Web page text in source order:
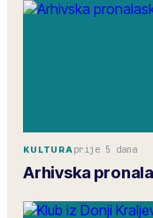
KULTURA prije 5 dana
Arhivska